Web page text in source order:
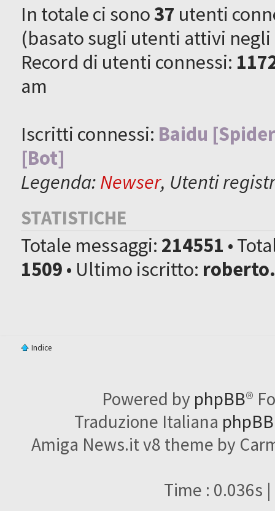
In totale ci sono37 utenti
(basato sugli utenti attivi
Record di utenti connessi:
am
Iscritti connessi: Baidu
[Bot]
Legenda:Newser, Utenti
STATISTICHE
Totale messaggi: 214551 •
1509• Ultimo iscritto:
Indice
Powered by phpBB®
Traduzione Italiana
Amiga News.it v8 theme by
Time : 0.036s